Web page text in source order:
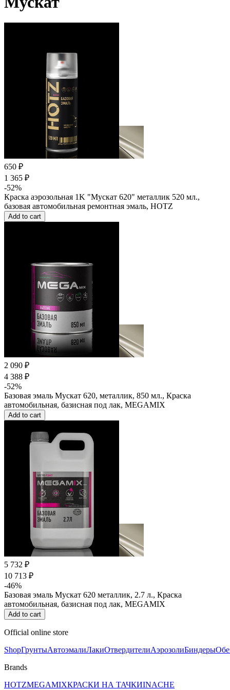
650 ₽
1 365 ₽
-52%
Краска аэрозольная 1K "Мускат 620" металлик 520 мл.,
базовая автомобильная ремонтная эмаль, HOTZ
Add to cart
2 090 ₽
4 388 ₽
-52%
Базовая эмаль Мускат 620, металлик, 850 мл., Краска
автомобильная, базисная под лак, MEGAMIX
Add to cart
5 732 ₽
10 713 ₽
-46%
Базовая эмаль Мускат 620 металлик, 2.7 л., Краска
автомобильная, базисная под лак, MEGAMIX
Add to cart
Official online store
ShopГрунтыАвтоэмалиЛакиОтвердителиАэрозолиБиндеры
Brands
HOTZMEGAMIXКРАСКИ НА ТАЧКИINACHE